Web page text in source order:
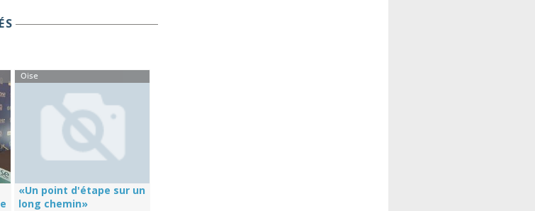
Oise
«Un point d'étape sur un
long chemin»